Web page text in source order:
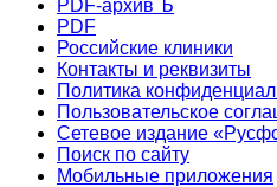
PDF-архив Ъ
PDF
Российские клиники
Контакты и реквизиты
Политика
Пользовательское
Сетевое издание
Поиск по сайту
Мобильные приложения